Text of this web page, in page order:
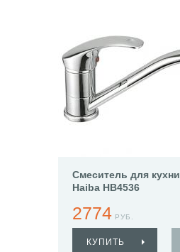
Смеситель для кухни
Haiba HB4536
2774 РУБ.
КУПИТЬ